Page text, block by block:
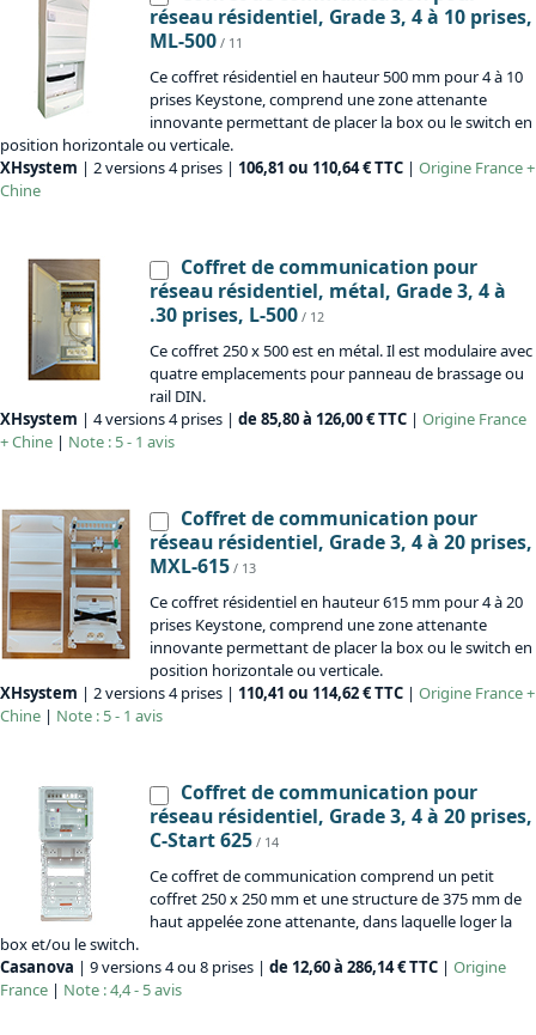
réseau résidentiel, Grade 3, 4 à 10 prises,
ML-500 / 11
Ce coffret résidentiel en hauteur 500 mm pour 4 à 10
prises Keystone, comprend une zone attenante
innovante permettant de placer la box ou le switch en
position horizontale ou verticale.
XHsystem | 2 versions 4 prises | 106,81 ou 110,64 € TTC | Origine France +
Chine
Coffret de communication pour
réseau résidentiel, métal, Grade 3, 4 à
.30 prises, L-500 / 12
Ce coffret 250 x 500 est en métal. Il est modulaire avec
quatre emplacements pour panneau de brassage ou
rail DIN.
XHsystem | 4 versions 4 prises | de 85,80 à 126,00 € TTC | Origine France
+ Chine | Note : 5 - 1 avis
Coffret de communication pour
réseau résidentiel, Grade 3, 4 à 20 prises,
MXL-615 / 13
Ce coffret résidentiel en hauteur 615 mm pour 4 à 20
prises Keystone, comprend une zone attenante
innovante permettant de placer la box ou le switch en
position horizontale ou verticale.
XHsystem | 2 versions 4 prises | 110,41 ou 114,62 € TTC | Origine France +
Chine | Note : 5 - 1 avis
Coffret de communication pour
réseau résidentiel, Grade 3, 4 à 20 prises,
C-Start 625 / 14
Ce coffret de communication comprend un petit
coffret 250 x 250 mm et une structure de 375 mm de
haut appelée zone attenante, dans laquelle loger la
box et/ou le switch.
Casanova | 9 versions 4 ou 8 prises | de 12,60 à 286,14 € TTC | Origine
France | Note : 4,4 - 5 avis